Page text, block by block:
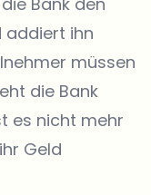
addiert ihn
müssen
die Bank
es nicht mehr
Geld